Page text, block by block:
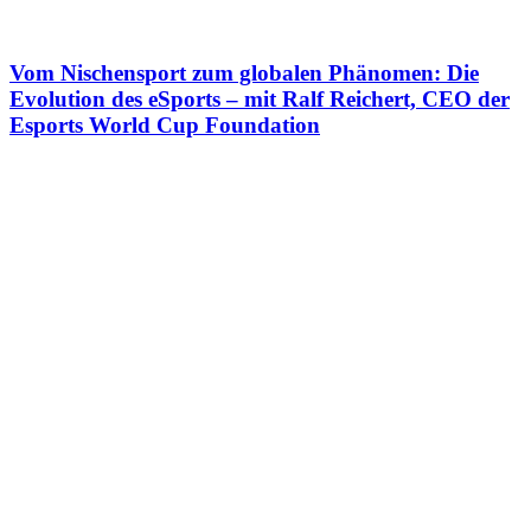
Vom Nischensport zum globalen Phänomen: Die
Evolution des eSports – mit Ralf Reichert, CEO der
Esports World Cup Foundation